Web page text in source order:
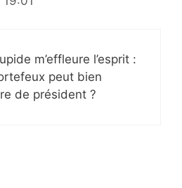
m’effleure l’esprit :
peut bien
de président ?